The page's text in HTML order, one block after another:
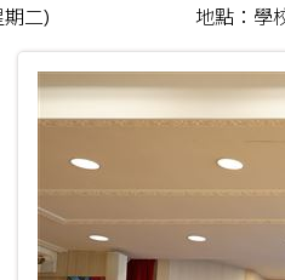
二) 地點：學